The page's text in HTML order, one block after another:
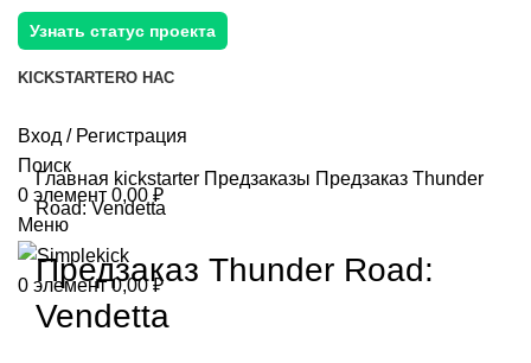
Узнать статус проекта
KICKSTARTERО НАС
Вход / Регистрация
Поиск
0 элемент 0,00 ₽
Меню
0 элемент 0,00₽
Главная kickstarter Предзаказы Предзаказ Thunder
Road: Vendetta
Предзаказ Thunder Road:
Vendetta